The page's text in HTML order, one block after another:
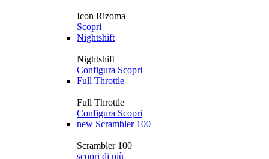
Icon Rizoma
Scopri
Nightshift
Nightshift
Configura Scopri
Full Throttle
Full Throttle
Configura Scopri
new Scrambler 100
Scrambler 100
scopri di più